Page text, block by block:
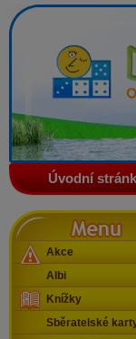
Domino -
Úvodní
Menu
Akce
Albi
Knížky
Sběratelské